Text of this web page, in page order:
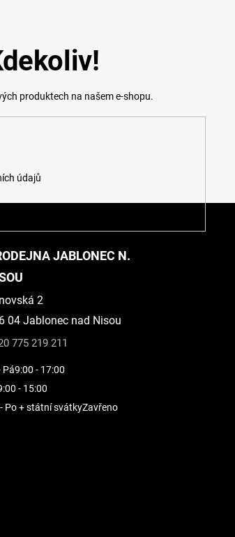
produktech na našem e-shopu.
údajů
JABLONEC N.
2
04 Jablonec nad Nisou
775 219 211
Pá9:00 - 17:00
- 15:00
Po + státní svátkyZavřeno